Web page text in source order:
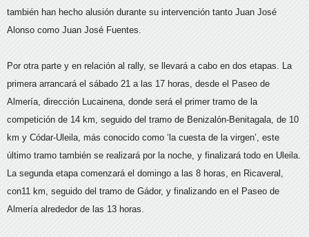
también han hecho alusión durante su intervención tanto Juan José
Alonso como Juan José Fuentes.
Por otra parte y en relación al rally, se llevará a cabo en dos etapas. La
primera arrancará el sábado 21 a las 17 horas, desde el Paseo de
Almería, dirección Lucainena, donde será el primer tramo de la
competición de 14 km, seguido del tramo de Benizalón-Benitagala, de 10
km y Códar-Uleila, más conocido como ‘la cuesta de la virgen’, este
último tramo también se realizará por la noche, y finalizará todo en Uleila.
La segunda etapa comenzará el domingo a las 8 horas, en Ricaveral,
con11 km, seguido del tramo de Gádor, y finalizando en el Paseo de
Almería alrededor de las 13 horas.